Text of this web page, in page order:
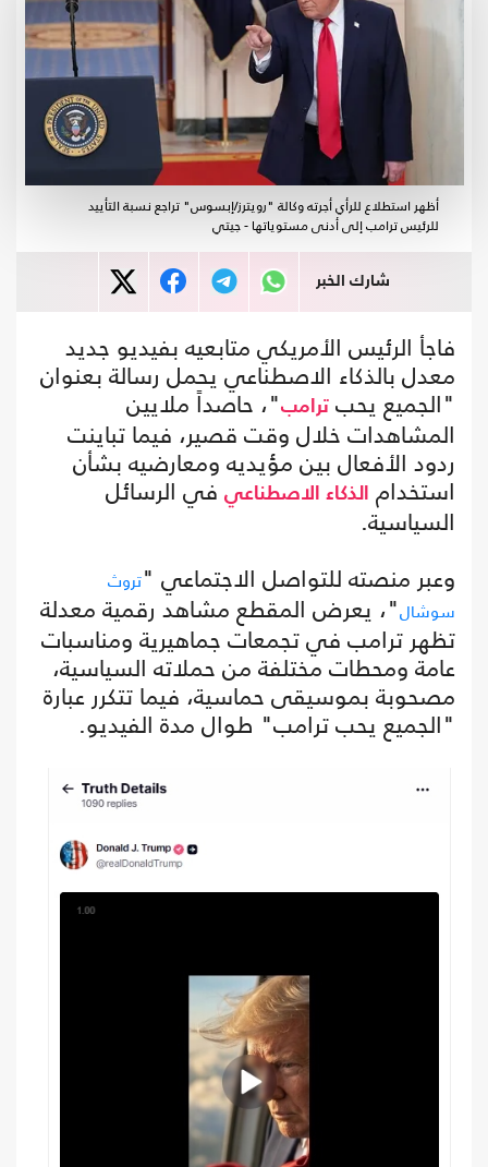
أظهر استطلاع للرأي أجرته وكالة "رويترز/إبسوس" تراجع نسبة التأييد
للرئيس ترامب إلى أدنى مستوياتها - جيتي
شارك الخبر
فاجأ الرئيس الأمريكي متابعيه بفيديو جديد
معدل بالذكاء الاصطناعي يحمل رسالة بعنوان
"الجميع يحب ترامب"، حاصداً ملايين
المشاهدات خلال وقت قصير، فيما تباينت
ردود الأفعال بين مؤيديه ومعارضيه بشأن
استخدام الذكاء الاصطناعي في الرسائل
السياسية.
وعبر منصته للتواصل الاجتماعي "تروث
سوشال"، يعرض المقطع مشاهد رقمية معدلة
تظهر ترامب في تجمعات جماهيرية ومناسبات
عامة ومحطات مختلفة من حملاته السياسية،
مصحوبة بموسيقى حماسية، فيما تتكرر عبارة
"الجميع يحب ترامب" طوال مدة الفيديو.